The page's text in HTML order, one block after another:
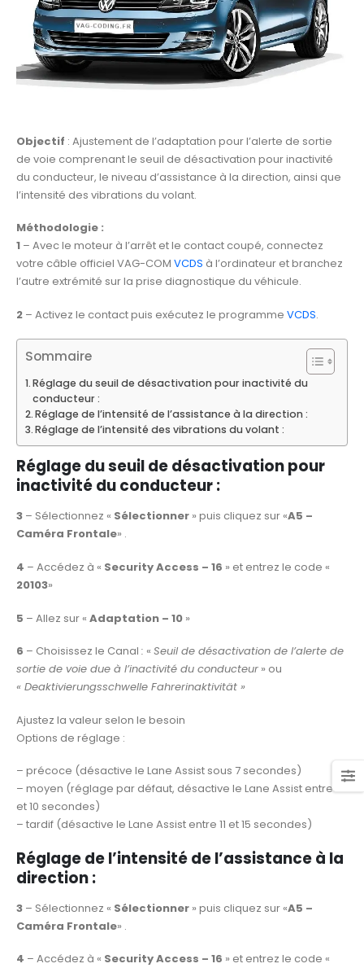
Objectif : Ajustement de l’adaptation pour l’alerte de sortie
de voie comprenant le seuil de désactivation pour inactivité
du conducteur, le niveau d’assistance à la direction, ainsi que
l’intensité des vibrations du volant.
Méthodologie :
1 – Avec le moteur à l’arrêt et le contact coupé, connectez
votre câble officiel VAG-COM VCDS à l’ordinateur et branchez
l’autre extrémité sur la prise diagnostique du véhicule.
2 – Activez le contact puis exécutez le programme VCDS.
Sommaire
Réglage du seuil de désactivation pour inactivité du
conducteur :
Réglage de l’intensité de l’assistance à la direction :
Réglage de l’intensité des vibrations du volant :
Réglage du seuil de désactivation pour
inactivité du conducteur :
3 – Sélectionnez « Sélectionner » puis cliquez sur «A5 –
Caméra Frontale» .
4 – Accédez à « Security Access – 16 » et entrez le code «
20103»
5 – Allez sur « Adaptation – 10 »
6 – Choisissez le Canal : « Seuil de désactivation de l’alerte de
sortie de voie due à l’inactivité du conducteur » ou
« Deaktivierungsschwelle Fahrerinaktivität »
Ajustez la valeur selon le besoin
Options de réglage :
– précoce (désactive le Lane Assist sous 7 secondes)
– moyen (réglage par défaut, désactive le Lane Assist entre 7
et 10 secondes)
– tardif (désactive le Lane Assist entre 11 et 15 secondes)
Réglage de l’intensité de l’assistance à la
direction :
3 – Sélectionnez « Sélectionner » puis cliquez sur «A5 –
Caméra Frontale» .
4 – Accédez à « Security Access – 16 » et entrez le code «